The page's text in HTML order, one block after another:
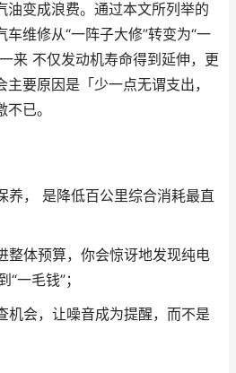
油变成浪费。通过本文所列举的
维修从“一阵子大修”转变为“一
来 不仅发动机寿命得到延伸，更
要原因是「少一点无谓支出，
已。
养， 是降低百公里综合消耗最直
整体预算，你会惊讶地发现纯电
一毛钱”；
机会，让噪音成为提醒，而不是